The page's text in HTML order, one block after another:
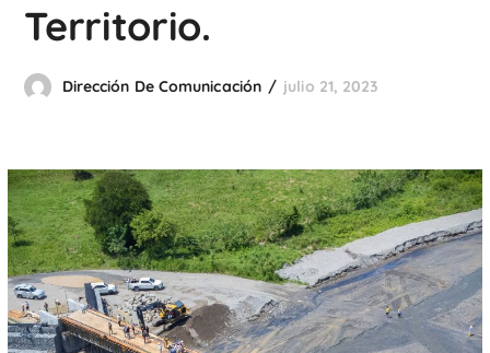
Territorio.
Dirección De Comunicación julio 21, 2023